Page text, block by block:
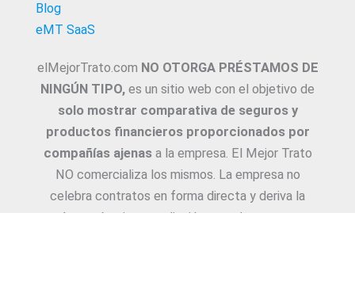
Blog
eMT SaaS
elMejorTrato.com NO OTORGA PRÉSTAMOS DE
NINGÚN TIPO, es un sitio web con el objetivo de
solo mostrar comparativa de seguros y
productos financieros proporcionados por
compañías ajenasa la empresa. El Mejor Trato
NO comercializa los mismos. La empresa no
celebra contratos en forma directa y deriva la
Asesoría e intermediación a productores y